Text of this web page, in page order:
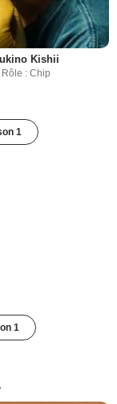
Kishii
Rôle : Chip
1
1